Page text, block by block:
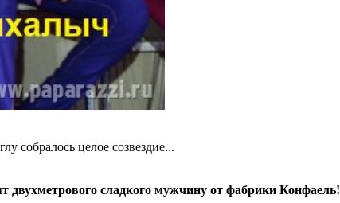
целое созвездие...
двухметрового сладкого мужчину от фабрики Конфаель!